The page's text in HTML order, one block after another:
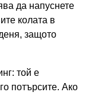
да напуснете
колата в
защото
той е
потърсите. Ако